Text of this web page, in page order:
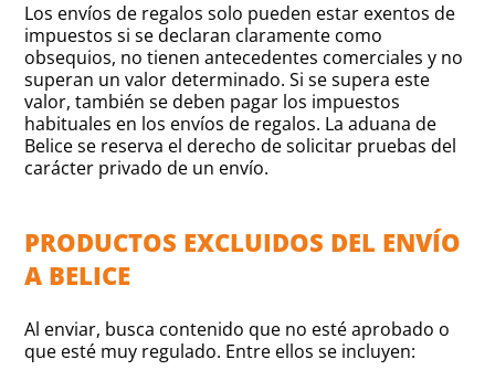
Los envíos de regalos solo pueden estar exentos de
impuestos si se declaran claramente como
obsequios, no tienen antecedentes comerciales y no
superan un valor determinado. Si se supera este
valor, también se deben pagar los impuestos
habituales en los envíos de regalos. La aduana de
Belice se reserva el derecho de solicitar pruebas del
carácter privado de un envío.
PRODUCTOS EXCLUIDOS DEL ENVÍO
A BELICE
Al enviar, busca contenido que no esté aprobado o
que esté muy regulado. Entre ellos se incluyen: